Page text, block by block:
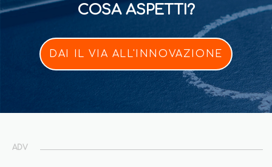
COSA ASPETTI?
DAI IL VIA ALL'INNOVAZIONE
ADV